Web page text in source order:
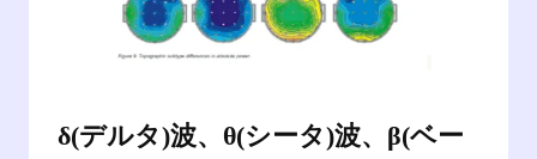
δ(デルタ)波、θ(シータ)波、β(ベー